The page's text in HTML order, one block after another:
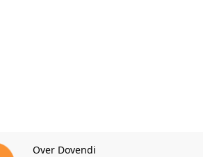
Over Dovendi